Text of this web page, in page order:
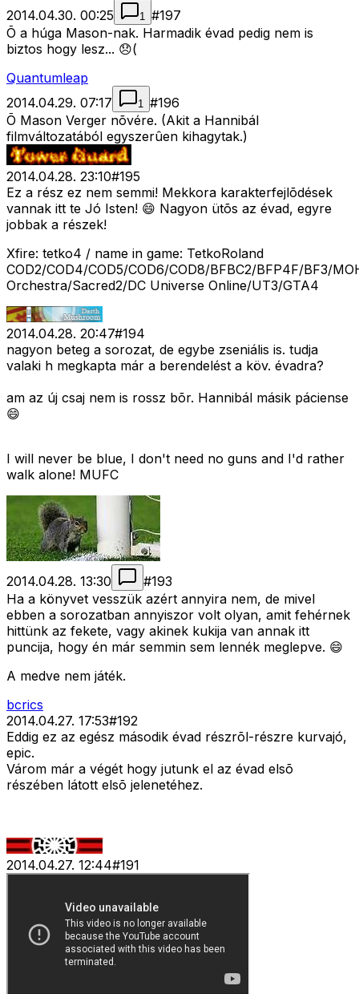
2014.04.30. 00:25 1 #197
Õ a húga Mason-nak. Harmadik évad pedig nem is
biztos hogy lesz... 😞(
Quantumleap
2014.04.29. 07:17
1 #196
Õ Mason Verger nõvére. (Akit a Hannibál
filmváltozatából egyszerûen kihagytak.)
2014.04.28. 23:10#195
Ez a rész ez nem semmi! Mekkora karakterfejlõdések
vannak itt te Jó Isten! 😄 Nagyon ütõs az évad, egyre
jobbak a részek!
Xfire: tetko4 / name in game: TetkoRoland
COD2/COD4/COD5/COD6/COD8/BFBC2/BFP4F/BF3/
Orchestra/Sacred2/DC Universe Online/UT3/GTA4
2014.04.28. 20:47#194
nagyon beteg a sorozat, de egybe zseniális is. tudja
valaki h megkapta már a berendelést a köv. évadra?
am az új csaj nem is rossz bõr. Hannibál másik páciense
😄
I will never be blue, I don't need no guns and I'd rather
walk alone! MUFC
2014.04.28. 13:30 #193
Ha a könyvet vesszük azért annyira nem, de mivel
ebben a sorozatban annyiszor volt olyan, amit fehérnek
hittünk az fekete, vagy akinek kukija van annak itt
puncija, hogy én már semmin sem lennék meglepve. 😄
A medve nem játék.
bcrics
2014.04.27. 17:53#192
Eddig ez az egész második évad részrõl-részre kurvajó,
epic.
Várom már a végét hogy jutunk el az évad elsõ
részében látott elsõ jelenetéhez.
2014.04.27. 12:44#191